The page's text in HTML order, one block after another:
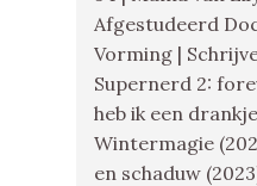
Afgestudeerd
Vorming |
Supernerd 2:
heb ik een
Wintermagie
en schaduw